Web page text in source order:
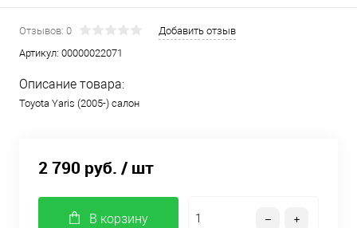
Отзывов: 0
Добавить отзыв
Артикул: 00000022071
Описание товара:
Toyota Yaris (2005-) салон
2 790 руб. / шт
В корзину